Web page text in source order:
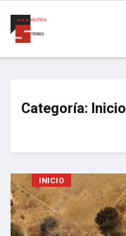
Categoría: Inicio
INICIO